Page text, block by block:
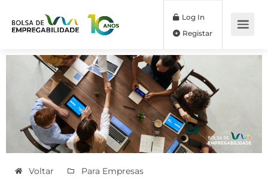
Log In
Voltar Para Empresas